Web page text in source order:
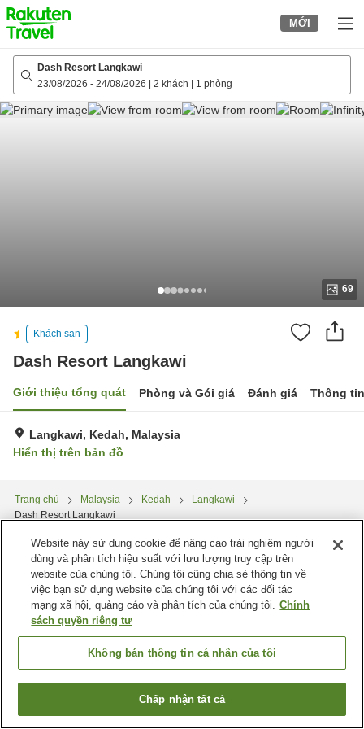
to
top
page
MỚI
Dash Resort Langkawi
23/08/2026 - 24/08/2026 2 khách 1 phòng
69
Khách sạn
Dash Resort Langkawi
Giới thiệu tổng quát Phòng và Gói giá Đánh giá Thông
Langkawi, Kedah, Malaysia
Hiển thị trên bản đồ
Trang chủ Malaysia Kedah
Langkawi
Dash Resort Langkawi
Tìm phòng trống
Website này sử dụng cookie để nâng cao trải nghiệm người
dùng và phân tích hiệu suất với lưu lượng truy cập trên
website của chúng tôi. Chúng tôi cũng chia sẻ thông tin về
việc bạn sử dụng website của chúng tôi với các đối tác
mạng xã hội, quảng cáo và phân tích của chúng tôi. Chính
sách quyền riêng tư
Không bán thông tin cá nhân của tôi
Chấp nhận tất cả